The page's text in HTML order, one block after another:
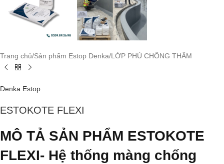
Trang chủ/Sản phẩm Estop Denka/LỚP PHỦ CHỐNG THẤM
Denka Estop
ESTOKOTE FLEXI
MÔ TẢ SẢN PHẨM ESTOKOTE
FLEXI- Hệ thống màng chống